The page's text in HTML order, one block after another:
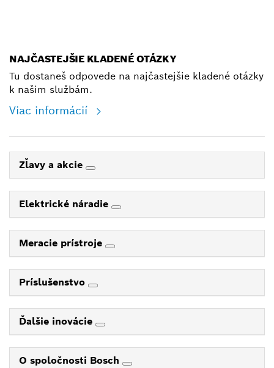
NAJČASTEJŠIE KLADENÉ OTÁZKY
Tu dostaneš odpovede na najčastejšie kladené otázky
k našim službám.
Viac informácií
Zľavy a akcie
Elektrické náradie
Meracie prístroje
Príslušenstvo
Ďalšie inovácie
O spoločnosti Bosch